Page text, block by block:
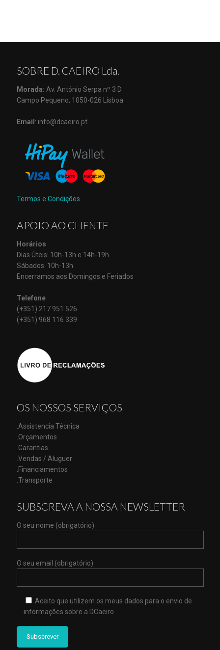
SOBRE D. CAEIRO Lda.
Morada: Av. António Serpa nº 3 D
Campo Pequeno, 1050-026 Lisboa
Email : info@dcaeiro.pt
Termos e Condições
APOIO AO CLIENTE
Horários
Dias Úteis: 10h-13h e 14h-19h
Sábados: 10h-13h
Encerramos aos Domingos e Feriados
Telefone
(+351) 217 951 526
(+351) 968 116 339
OS NOSSOS SERVIÇOS
.Assistencia Técnica
.Orçamentos
.Garantias
.Vendas / Aluguer
.Financiamentos
.Transporte
SUBSCREVA A NOSSA NEWSLETTER
O seu nome (obrigatório)
O seu email (obrigatório)
Aceito que utilizem os meus dados para o envio de
informações sobre a DCaeiro